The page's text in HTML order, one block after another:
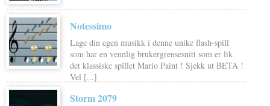
Notessimo
Lage din egen musikk i denne unike flash-spill
som har en vennlig brukergrensesnitt som er lik
det klassiske spillet Mario Paint ! Sjekk ut BETA !
Vel [...]
Storm 2079